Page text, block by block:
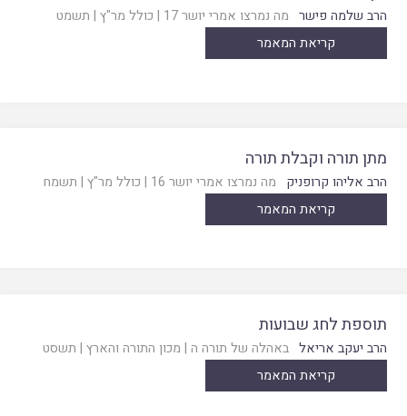
הרב שלמה פישר מה נמרצו אמרי יושר 17 | כולל מר"ץ | תשמט
קריאת המאמר
מתן תורה וקבלת תורה
הרב אליהו קרופניק מה נמרצו אמרי יושר 16 | כולל מר"ץ | תשמח
קריאת המאמר
תוספת לחג שבועות
הרב יעקב אריאל באהלה של תורה ה | מכון התורה והארץ | תשסט
קריאת המאמר